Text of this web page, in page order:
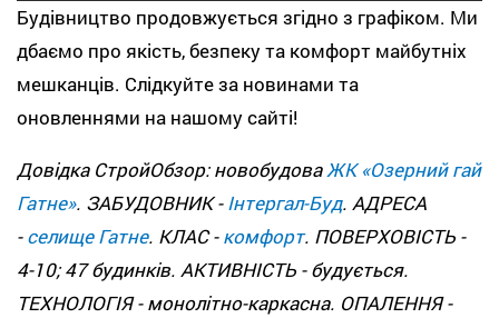
Будівництво продовжується згідно з графіком. Ми
дбаємо про якість, безпеку та комфорт майбутніх
мешканців. Слідкуйте за новинами та
оновленнями на нашому сайті!
Довідка СтройОбзор: новобудоваЖК «Озерний гай
Гатне». ЗАБУДОВНИК -Інтергал-Буд. АДРЕСА
-селище Гатне. КЛАС -комфорт. ПОВЕРХОВІСТЬ -
4-10; 47 будинків. АКТИВНІСТЬ - будується.
ТЕХНОЛОГІЯ - монолітно-каркасна. ОПАЛЕННЯ -